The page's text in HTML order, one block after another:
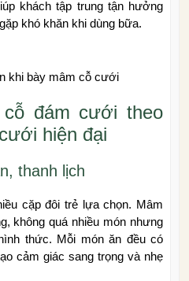
khách tập trung tận hưởng
khó khăn khi dùng bữa.
khi bày mâm cỗ cưới
đám cưới theo
hiện đại
thanh lịch
cặp đôi trẻ lựa chọn. Mâm
không quá nhiều món nhưng
thức. Mỗi món ăn đều có
cảm giác sang trọng và nhẹ